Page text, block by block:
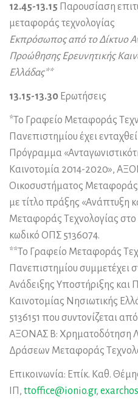
12.45-13.15 Παρουσίαση
μεταφοράς τεχνολογίας
Εκπρόσωπος από το Δίκτυο
Προώθησης Ερευνητικής
Ελλάδας**
13.15-13.30 Ερωτήσεις
*Το Γραφείο Μεταφοράς
Πανεπιστημίου έχει
Πρόγραμμα
Καινοτομία 2014-2020»,
Οικοσυστήματος Μεταφοράς
με τίτλο πράξης «Ανάπτυξη
Μεταφοράς Τεχνολογίας στο
κωδικό ΟΠΣ 5136074.
**Το Γραφείο Μεταφοράς
Πανεπιστημίου συμμετέχει
Ανάδειξης Υποστήριξης και
Καινοτομίας Νησιωτικής
5136151 που συντονίζεται
ΑΞΟΝΑΣ Β: Χρηματοδότηση
Δράσεων Μεταφοράς
Επικοινωνία: Επίκ. Καθ.
ΙΠ, ttoffice@ionio.gr,